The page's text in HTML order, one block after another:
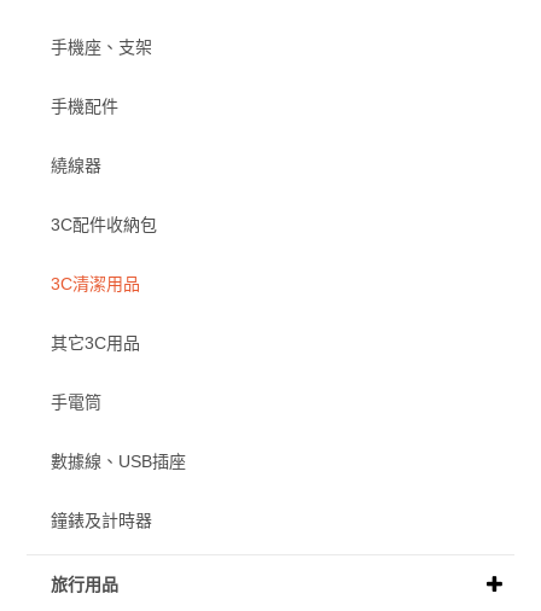
手機座、支架
手機配件
繞線器
3C配件收納包
3C清潔用品
其它3C用品
手電筒
數據線、USB插座
鐘錶及計時器
旅行用品